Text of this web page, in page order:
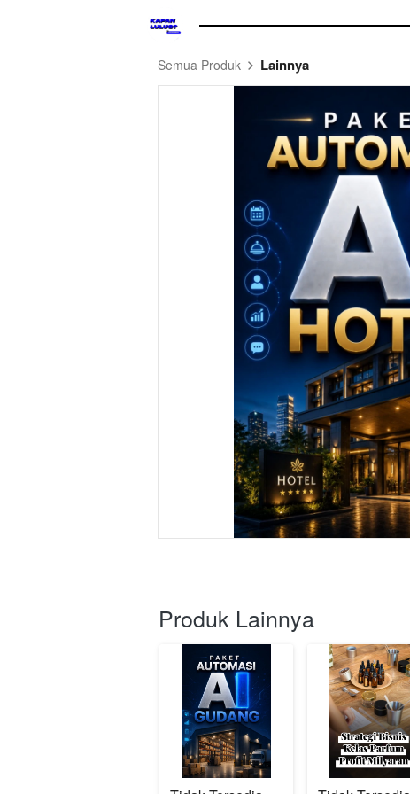
Semua Produk Lainnya
Produk Lainnya